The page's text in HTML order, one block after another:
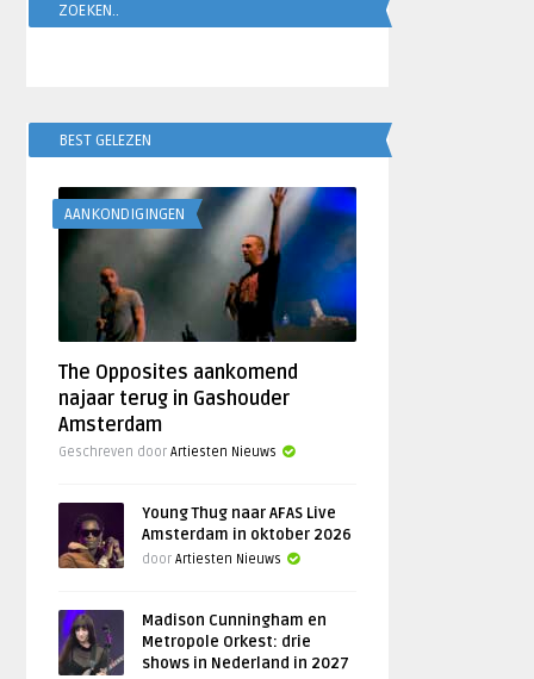
ZOEKEN..
BEST GELEZEN
AANKONDIGINGEN
The Opposites aankomend
najaar terug in Gashouder
Amsterdam
Geschreven doorArtiesten Nieuws
Young Thug naar AFAS Live
Amsterdam in oktober 2026
doorArtiesten Nieuws
Madison Cunningham en
Metropole Orkest: drie
shows in Nederland in 2027